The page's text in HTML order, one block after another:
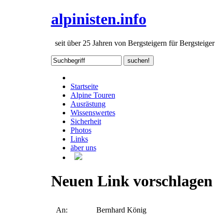
alpinisten.info
seit über 25 Jahren von Bergsteigern für Bergsteiger
Startseite
Alpine Touren
Ausrästung
Wissenswertes
Sicherheit
Photos
Links
äber uns
Neuen Link vorschlagen
An:
Bernhard König